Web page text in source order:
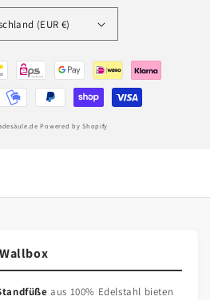
(EUR €)
Powered by Shopify
aus 100% Edelstahl bieten